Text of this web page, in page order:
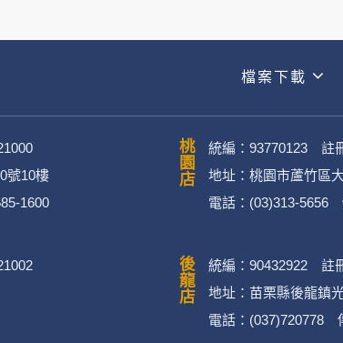
之行銷推廣活動。
軟帳號、社群．媒體帳號、網路平台申請之帳號及
名、信用卡有效期限、個人之其他號碼或帳戶等)
照有效期等) 。
檔案下載
號10樓
1600
桃園店
統編：93770123 註
地址：桃園市蘆竹區
電話：(03)313-5656
後龍店
統編：90432922 註
地址：苗栗縣後龍鎮
電話：(037)720778